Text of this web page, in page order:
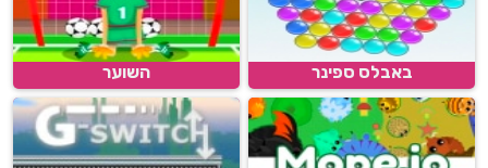
באבלס ספינר השוער